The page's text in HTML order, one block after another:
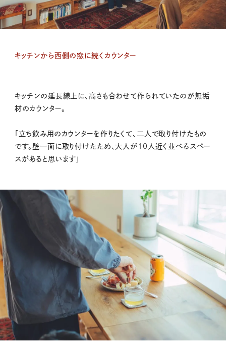
キッチンから西側の窓に続くカウンター
キッチンの延長線上に、高さも合わせて作られていたのが無垢
材のカウンター。
「立ち飲み用のカウンターを作りたくて、二人で取り付けたもの
です。壁一面に取り付けたため、大人が10人近く並べるスペー
スがあると思います」